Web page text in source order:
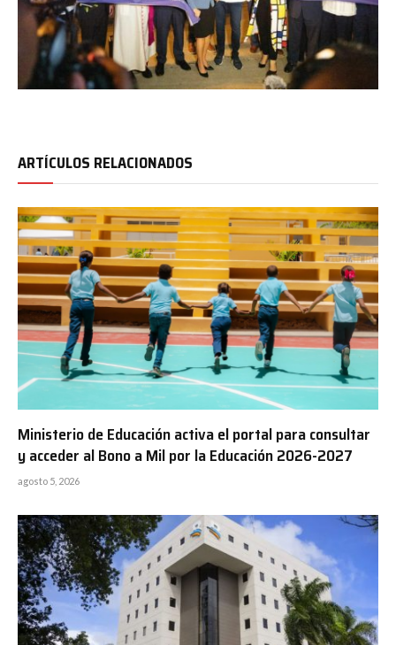
ARTÍCULOS RELACIONADOS
Ministerio de Educación activa el portal para consultar
y acceder al Bono a Mil por la Educación 2026-2027
agosto 5, 2026